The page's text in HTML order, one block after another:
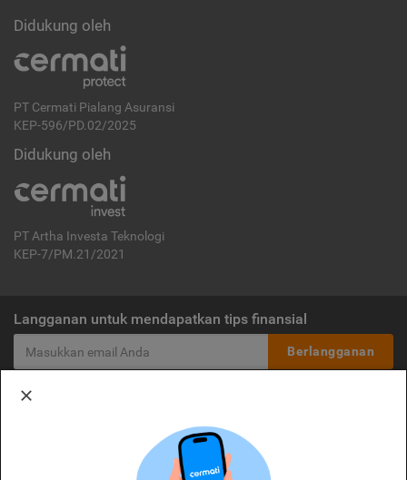
Didukung oleh
PT Cermati Pialang Asuransi
KEP-596/PD.02/2025
Didukung oleh
PT Artha Investa Teknologi
KEP-7/PM.21/2021
Langganan untuk mendapatkan tips finansial
Berlangganan
Disclaimer:
OJK. Oleh karena itu, produk dan/atau layanan jasa keuangan yang
ditawarkan bukan merupakan produk dan/atau layanan jasa keuangan yang
diterbitkan oleh Cermati dan Cermati tidak bertanggung jawab atas tuntutan